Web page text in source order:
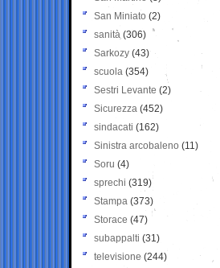
San Miniato (2)
sanità (306)
Sarkozy (43)
scuola (354)
Sestri Levante (2)
Sicurezza (452)
sindacati (162)
Sinistra arcobaleno (11)
Soru (4)
sprechi (319)
Stampa (373)
Storace (47)
subappalti (31)
televisione(244)